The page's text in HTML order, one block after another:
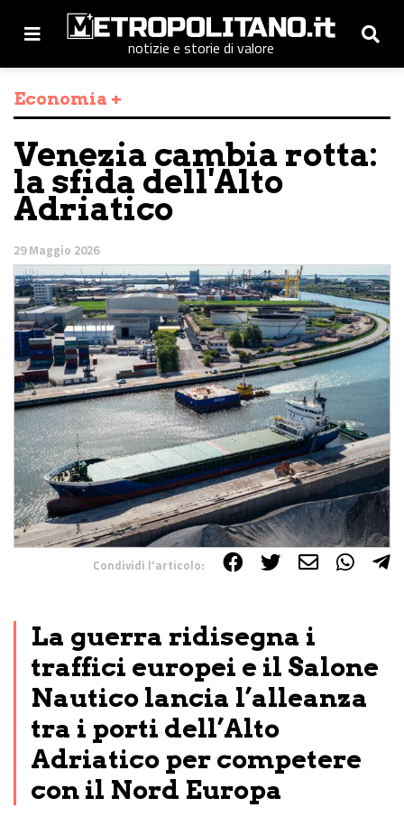
notizie e storie di valore
Economia +
Venezia cambia rotta:
la sfida dell'Alto
Adriatico
29 Maggio 2026
Condividi l'articolo:
La guerra ridisegna i
traffici europei e il Salone
Nautico lancia l’alleanza
tra i porti dell’Alto
Adriatico per competere
con il Nord Europa